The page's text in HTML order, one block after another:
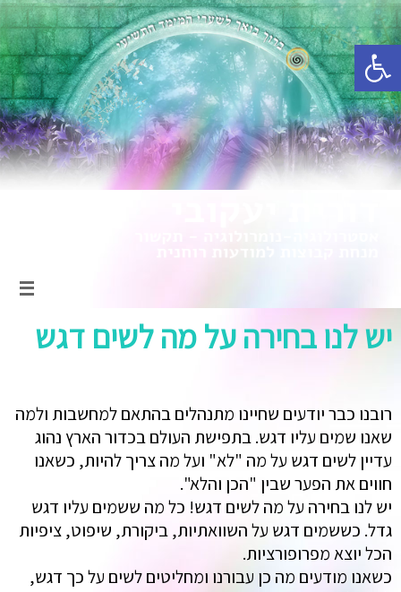
פתח סרגל נגישות
יש לנו בחירה על מה לשים דגש
רובנו כבר יודעים שחיינו מתנהלים בהתאם למחשבות ולמה
שאנו שמים עליו דגש. בתפישת העולם בכדור הארץ נהוג
עדיין לשים דגש על מה "לא" ועל מה צריך להיות, כשאנו
חווים את הפער שבין "הכן והלא".
יש לנו בחירה על מה לשים דגש! כל מה ששמים עליו דגש
גדל. כששמים דגש על השוואתיות, ביקורת, שיפוט, ציפיות
הכל יוצא מפרופורציות.
כשאנו מודעים מה כן עבורנו ומחליטים לשים על כך דגש,